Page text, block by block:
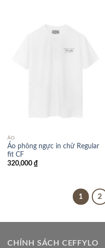
ÁO
Áo phông ngực in chữ Regular
fit CF
320,000 ₫
1 2
CHÍNH SÁCH CEFFYLO